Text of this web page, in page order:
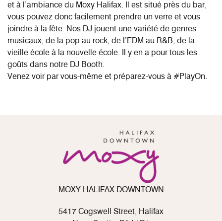
et à l’ambiance du Moxy Halifax. Il est situé près du bar,
vous pouvez donc facilement prendre un verre et vous
joindre à la fête. Nos DJ jouent une variété de genres
musicaux, de la pop au rock, de l’EDM au R&B, de la
vieille école à la nouvelle école. Il y en a pour tous les
goûts dans notre DJ Booth.
Venez voir par vous-même et préparez-vous à #PlayOn.
MOXY HALIFAX DOWNTOWN
5417 Cogswell Street, Halifax